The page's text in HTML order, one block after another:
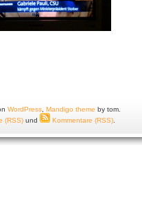
WordPress Mandigo theme by tom.
(RSS)und Kommentare (RSS).